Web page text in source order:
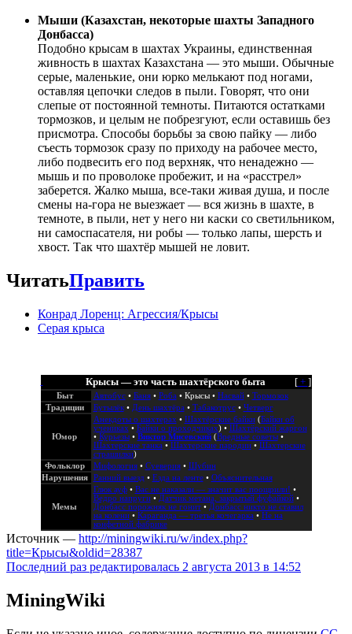
Мыши (Казахстан, некоторые шахты Западного
Донбасса)
Подобно крысам в шахтах Украины, единственная
живность в шахтах Казахстана — это мыши. Обычные
серые, маленькие, они юрко мелькают под ногами,
оставляя цепочки следов в пыли. Говорят, что они
слепые от постоянной темноты. Питаются остатками
тормозков, и целым не побрезгуют, если оставишь без
присмотра. Способы борьбы за свою пайку — либо
съесть тормозок сразу по приходу на рабочее место,
либо подвесить его под верхняк, что ненадежно —
мышь и по проволоке пробежит, и на «расстрел»
заберется. Жалко мыша, все-таки живая душа, и после
смены на-гора не выезжает — вся жизнь в шахте, в
темноте, в пыли, нет у него ни каски со светильником,
ни самоспасателя, ни робы — только лапы, шерсть и
хвост. Так что шахтёр мышей не ловит.
ЧитатьПравить
Конрад Лоренц: Агрессия/Крысы
Серая крыса
[+ ]
Крысы — это часть шахтёрского быта
Быт Автобус• Баня• Роба • Крысы• Насвай• Тормозок
Традиции
Бутылёк• День шахтёра • Табакотрус• Четверг
Юмор
Анекдоты о шахтерах • Шахтёрские байки(Байки об
учениках • Байки о проходчиках) • Шахтёрский жаргон
• Курьезы• Виктор Мисевский(Вредные советы•
Шахтерские танка • Шахтерские пародии• Шахтерские
страшилки)
Фольклор
Мифология• Суеверия• Шубин
Нарушения
Ранний выезд • Езда на ленте• Объяснительная
Мемы
Глюк ауф• Вас не наказали — значит вас поощрили! •
Ведро напруги• Датчик метана, закрытый фуфайкой•
Донбасс порожняк не гонит• Донбасс никто не ставил
на колени• Караганда — третья кочегарка • Не на
конфетной фабрике
Источник — http://miningwiki.ru/w/index.php?
title=Крысы&oldid=28387
Последний раз редактировалась 2 августа 2013 в 14:52
MiningWiki